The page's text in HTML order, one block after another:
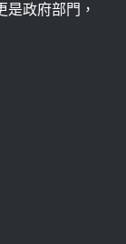
政府部門，